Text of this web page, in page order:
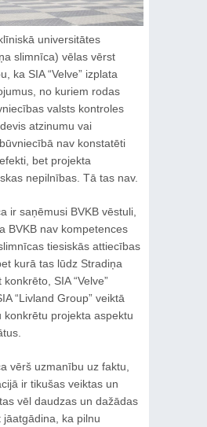
universitātes
slimnīca) vēlas vērst
ka SIA “Velve” izplata
no kuriem rodas
valsts kontroles
atzinumu vai
nav konstatēti
bet projekta
nepilnības. Tā tas nav.
ir saņēmusi BVKB vēstuli,
BVKB nav kompetences
tiesiskās attiecības
kurā tas lūdz Stradiņa
SIA “Velve”
“Livland Group” veiktā
konkrētu projekta aspektu
vērš uzmanību uz faktu,
ir tikušas veiktas un
vēl daudzas un dažādas
ka pilnu